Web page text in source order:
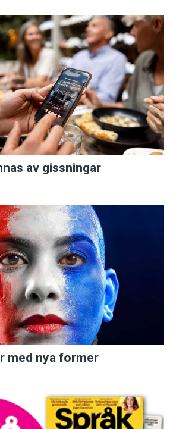
av gissningar
med nya former